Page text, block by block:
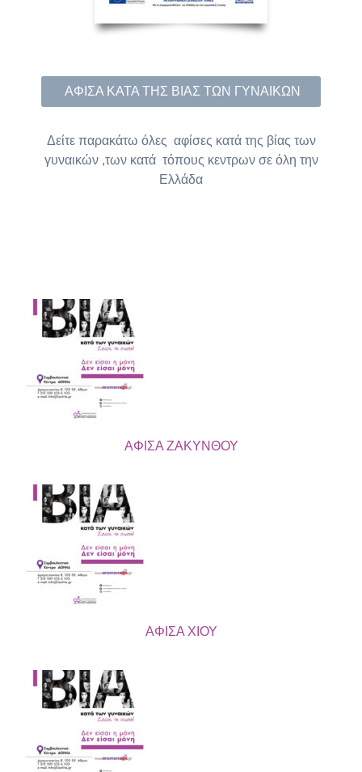
ΑΦΙΣΑ ΚΑΤΑ ΤΗΣ ΒΙΑΣ ΤΩΝ ΓΥΝΑΙΚΩΝ
Δείτε παρακάτω όλες αφίσες κατά της βίας των
γυναικών ,των κατά τόπους κεντρων σε όλη την
Ελλάδα
ΑΦΙΣΑ ΖΑΚΥΝΘΟΥ
ΑΦΙΣΑ ΧΙΟΥ